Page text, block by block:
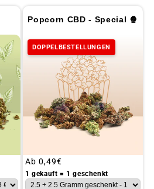
Popcorn CBD - Special 🍿
DOPPELBESTELLUNGEN
Üblicher
Preis
Ab 0,49€
1 gekauft = 1 geschenkt